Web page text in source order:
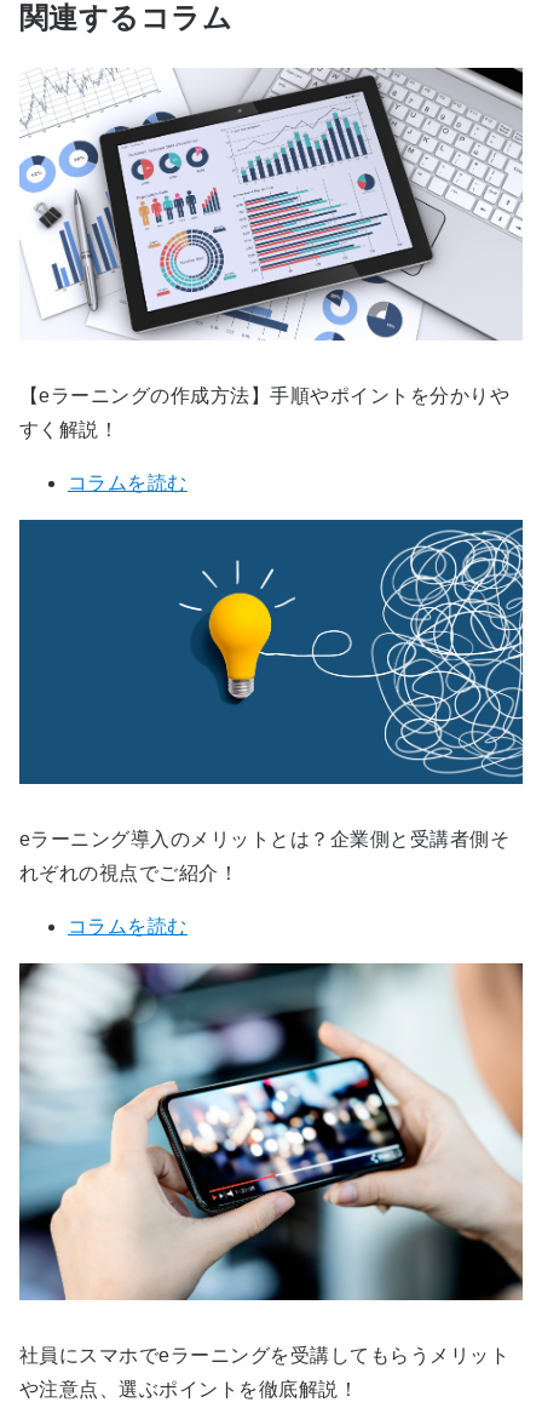
関連するコラム
【eラーニングの作成方法】手順やポイントを分かりや
すく解説！
コラムを読む
eラーニング導入のメリットとは？企業側と受講者側そ
れぞれの視点でご紹介！
コラムを読む
社員にスマホでeラーニングを受講してもらうメリット
や注意点、選ぶポイントを徹底解説！